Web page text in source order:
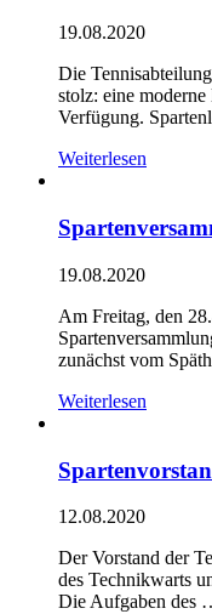
19.08.2020
Die
stolz: eine
Verfügung.
Weiterlesen
19.08.2020
Am Freitag, den
zunächst vom
Weiterlesen
12.08.2020
Der Vorstand der
des Technikwarts
Die Aufgaben des